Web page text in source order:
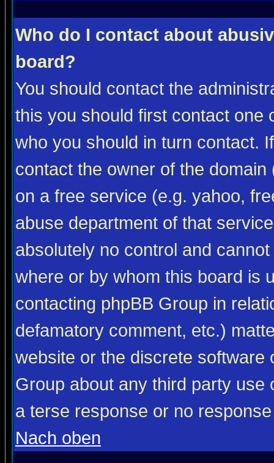
Who do I contact about
board?
You should contact the
this you should first contact one
who you should in turn contact.
contact the owner of the
on a free service (e.g. yahoo,
abuse department of that
absolutely no control and
where or by whom this board is
contacting phpBB Group in
defamatory comment, etc.)
website or the discrete software
Group about any third party
a terse response or no
Nach oben